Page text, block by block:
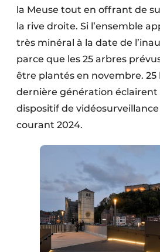
la Meuse tout en offrant de
la rive droite. Si l’ensemble
très minéral à la date de
parce que les 25 arbres
être plantés en novembre. 25
dernière génération éclairent
dispositif de
courant 2024.